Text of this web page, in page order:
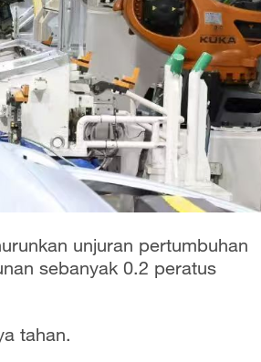
unjuran pertumbuhan
sebanyak 0.2 peratus
tahan.